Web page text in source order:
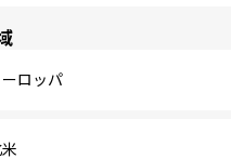
ロッパ